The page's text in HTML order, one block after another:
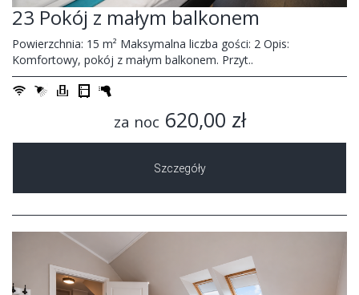
23 Pokój z małym balkonem
Powierzchnia: 15 m² Maksymalna liczba gości: 2 Opis:
Komfortowy, pokój z małym balkonem. Przyt..
za noc 620,00 zł
Szczegóły